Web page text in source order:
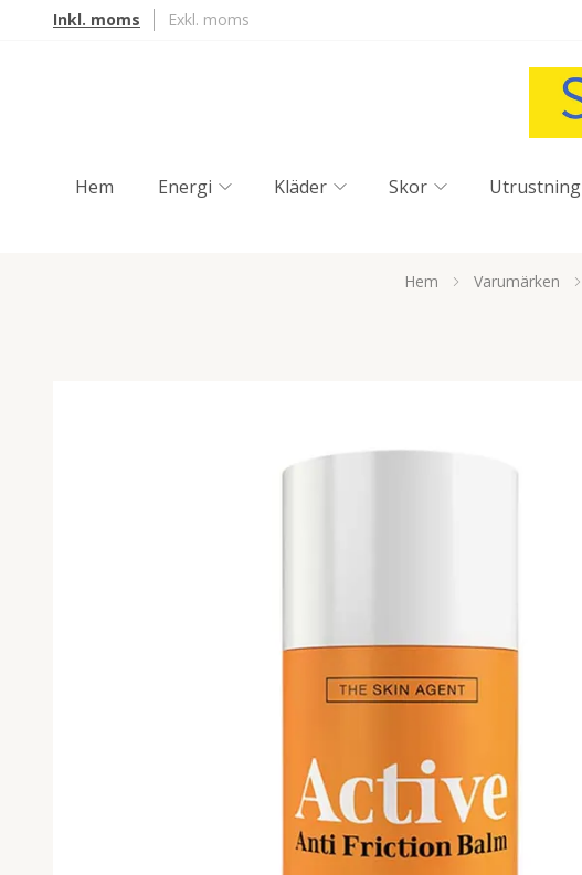
Inkl. moms Exkl. moms
Hem Energi Kläder Skor Utrustning
Hem Varumärken